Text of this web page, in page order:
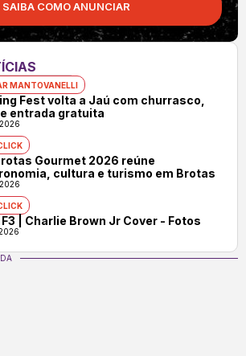
SAIBA COMO ANUNCIAR
MANTOVANELLI
Fest volta a Jaú com churrasco,
entrada gratuita
Gourmet 2026 reúne
cultura e turismo em Brotas
F3 | Charlie Brown Jr Cover - Fotos